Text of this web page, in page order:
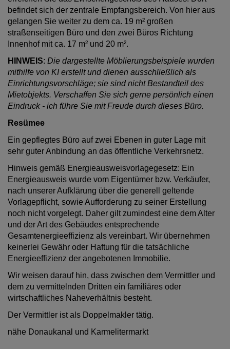
befindet sich der zentrale Empfangsbereich. Von hier aus
gelangen Sie weiter zu dem ca. 19 m² großen
straßenseitigen Büro und den zwei Büros Richtung
Innenhof mit ca. 17 m² und 20 m².
HINWEIS: Die dargestellte Möblierungsbeispiele wurden
mithilfe von KI erstellt und dienen ausschließlich als
Einrichtungsvorschläge; sie sind nicht Bestandteil des
Mietobjekts. Verschaffen Sie sich gerne persönlich einen
Eindruck - ich führe Sie mit Freude durch dieses Büro.
Resümee
Ein gepflegtes Büro auf zwei Ebenen in guter Lage mit
sehr guter Anbindung an das öffentliche Verkehrsnetz.
Hinweis gemäß Energieausweisvorlagegesetz: Ein
Energieausweis wurde vom Eigentümer bzw. Verkäufer,
nach unserer Aufklärung über die generell geltende
Vorlagepflicht, sowie Aufforderung zu seiner Erstellung
noch nicht vorgelegt. Daher gilt zumindest eine dem Alter
und der Art des Gebäudes entsprechende
Gesamtenergieeffizienz als vereinbart. Wir übernehmen
keinerlei Gewähr oder Haftung für die tatsächliche
Energieeffizienz der angebotenen Immobilie.
Wir weisen darauf hin, dass zwischen dem Vermittler und
dem zu vermittelnden Dritten ein familiäres oder
wirtschaftliches Naheverhältnis besteht.
Der Vermittler ist als Doppelmakler tätig.
nähe Donaukanal und Karmelitermarkt